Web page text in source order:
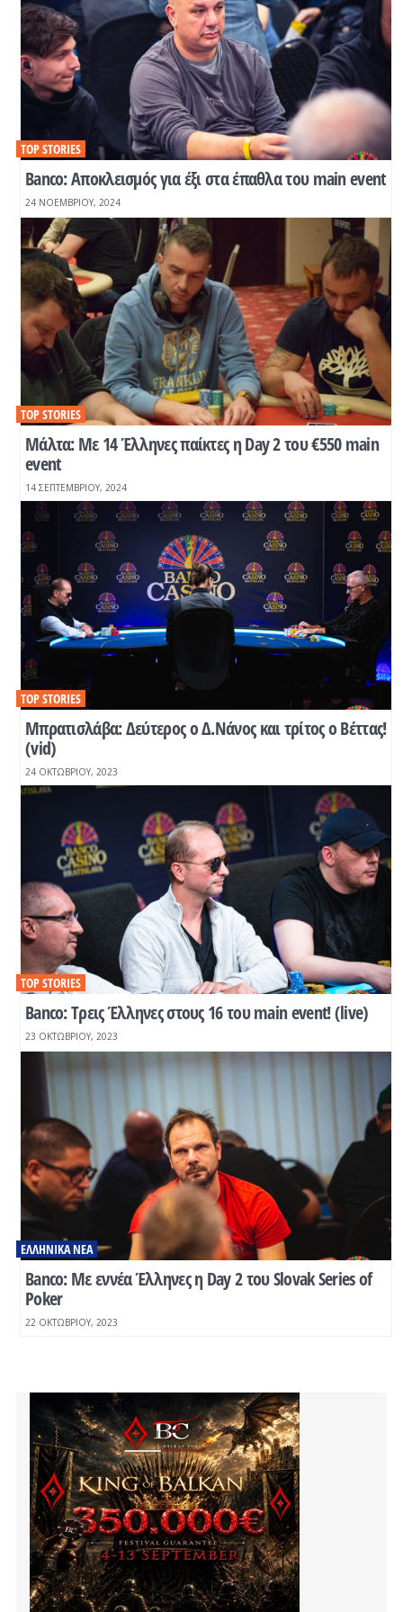
Βanco: Αποκλεισμός για έξι στα έπαθλα του main event
TOP STORIES
24 ΝΟΕΜΒΡΊΟΥ, 2024
Μάλτα: Με 14 Έλληνες παίκτες η Day 2 του €550 main
event
TOP STORIES
14 ΣΕΠΤΕΜΒΡΊΟΥ, 2024
Μπρατισλάβα: Δεύτερος ο Δ.Νάνος και τρίτος ο Βέττας!
(vid)
TOP STORIES
24 ΟΚΤΩΒΡΊΟΥ, 2023
Βanco: Tρεις Έλληνες στους 16 του main event! (live)
TOP STORIES
23 ΟΚΤΩΒΡΊΟΥ, 2023
Banco: Με εννέα Έλληνες η Day 2 του Slovak Series of
Poker
ΕΛΛΗΝΙΚΆ ΝΈΑ
22 ΟΚΤΩΒΡΊΟΥ, 2023